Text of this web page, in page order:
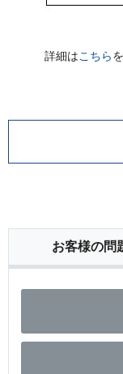
詳細はこちら
お客様の問